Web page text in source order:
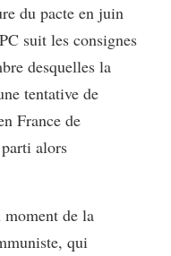
du pacte en juin
suit les consignes
desquelles la
tentative de
France de
alors
de la
qui